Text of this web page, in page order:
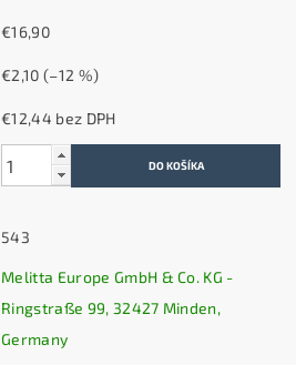
€16,90
€2,10(–12 %)
€12,44 bez DPH
543
Melitta Europe GmbH & Co. KG -
Ringstraße 99, 32427 Minden,
Germany